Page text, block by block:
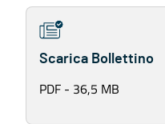
Scarica Bollettino
PDF - 36,5 MB